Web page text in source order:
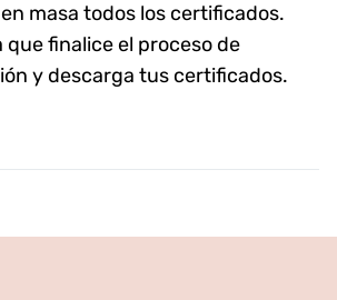
masa todos los certificados.
que finalice el proceso de
y descarga tus certificados.